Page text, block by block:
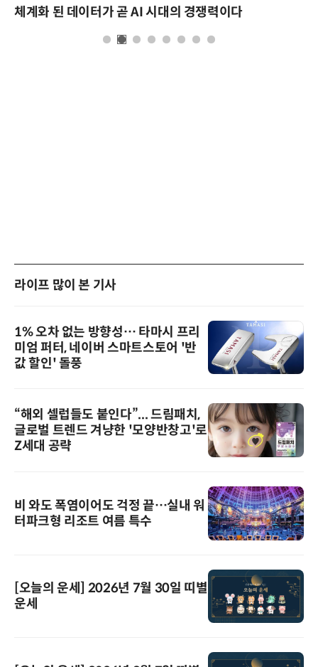
체계화 된 데이터가 곧 AI 시대의 경쟁력이다
라이프 많이 본 기사
1% 오차 없는 방향성… 타마시 프리
미엄 퍼터, 네이버 스마트스토어 '반
값 할인' 돌풍
“해외 셀럽들도 붙인다”... 드림패치,
글로벌 트렌드 겨냥한 '모양반창고'로
Z세대 공략
비 와도 폭염이어도 걱정 끝…실내 워
터파크형 리조트 여름 특수
[오늘의 운세] 2026년 7월 30일 띠별
운세